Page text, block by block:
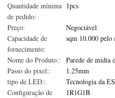
Quantidade mínima
de pedido:
1pcs
Preço:
Negociável
Capacidade de
fornecimento:
sqm 10.000 pelo
Nome do Produto::
Parede de mídia
Passo do pixel::
1.25mm
tipo de LED::
Tecnologia da
Configuração de
1R1G1B